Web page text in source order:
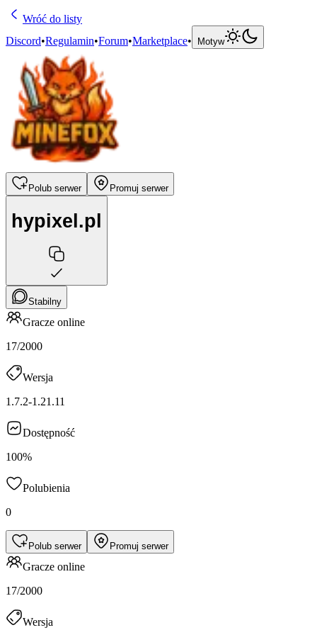
Wróć do listy
Discord•Regulamin•Forum•Marketplace• Motyw
Polub serwer Promuj serwer
hypixel.pl
Stabilny
Gracze online
17/2000
Wersja
1.7.2-1.21.11
Dostępność
100%
Polubienia
0
Polub serwer Promuj serwer
Gracze online
17/2000
Wersja